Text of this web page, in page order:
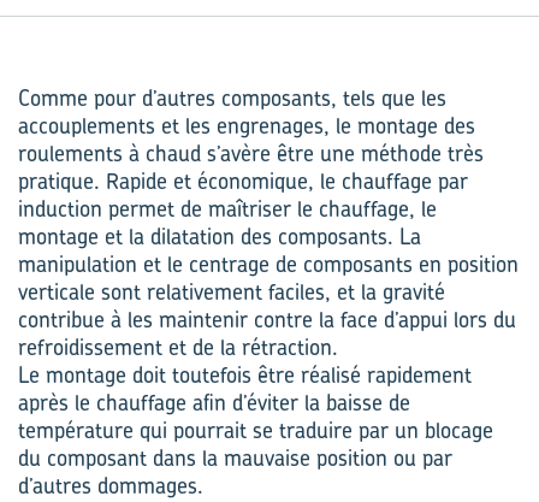
Comme pour d’autres composants, tels que les
accouplements et les engrenages, le montage des
roulements à chaud s’avère être une méthode très
pratique. Rapide et économique, le chauffage par
induction permet de maîtriser le chauffage, le
montage et la dilatation des composants. La
manipulation et le centrage de composants en position
verticale sont relativement faciles, et la gravité
contribue à les maintenir contre la face d’appui lors du
refroidissement et de la rétraction.
Le montage doit toutefois être réalisé rapidement
après le chauffage afin d’éviter la baisse de
température qui pourrait se traduire par un blocage
du composant dans la mauvaise position ou par
d’autres dommages.